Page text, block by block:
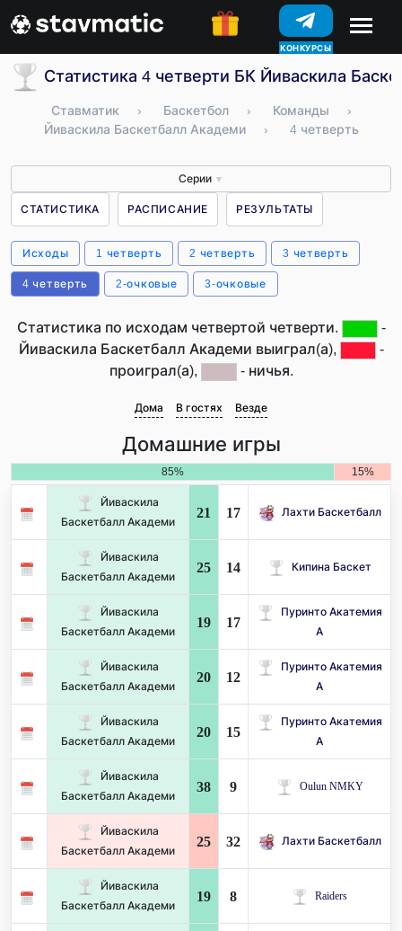
КОНКУРСЫ
Статистика 4 четверти БК Йиваскила
Ставматик › Баскетбол › Команды
›
Йиваскила Баскетбалл Академи
› 4 четверть
Серии ▼
СТАТИСТИКА РАСПИСАНИЕ РЕЗУЛЬТАТЫ
Исходы 1 четверть 2 четверть 3 четверть
4 четверть 2-очковые 3-очковые
Статистика по исходам четвертой четверти.
-
Йиваскила Баскетбалл Академи выиграл(а),
-
проиграл(а),
- ничья.
Дома В гостях Везде
Домашние игры
85% 15%
Йиваскила
Баскетбалл Академи
21 17 Лахти Баскетбалл
Йиваскила
Баскетбалл Академи
25 14 Кипина Баскет
Йиваскила
Баскетбалл Академи
19 17
Пуринто Акатемия
А
Йиваскила
Баскетбалл Академи
20 12
Пуринто Акатемия
А
Йиваскила
Баскетбалл Академи
20 15
Пуринто Акатемия
А
Йиваскила
Баскетбалл Академи
38 9 Oulun NMKY
Йиваскила
Баскетбалл Академи
25 32 Лахти Баскетбалл
Йиваскила
Баскетбалл Академи
19 8 Raiders